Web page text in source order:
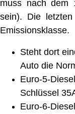
muss nach dem
sein). Die
Emissionsklasse.
Steht dort
Auto die
Euro-5-
Schlüssel
Euro-6-